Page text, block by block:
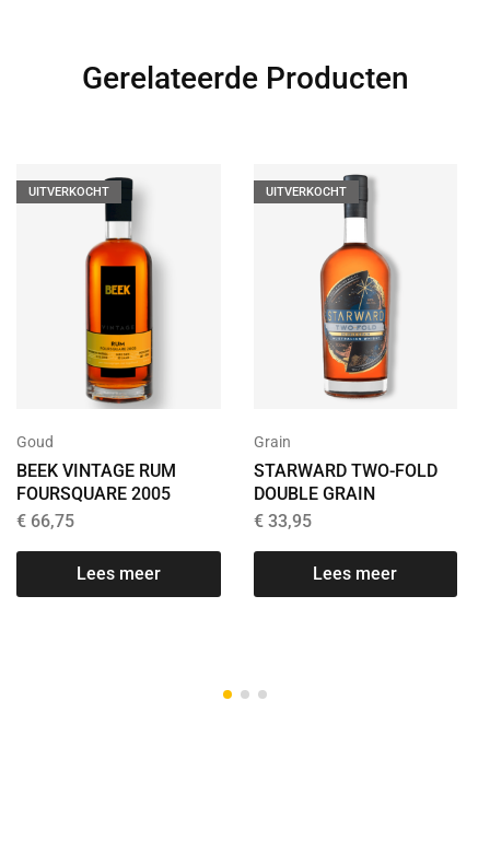
Gerelateerde Producten
UITVERKOCHT
Goud
BEEK VINTAGE RUM
FOURSQUARE 2005
€ 66,75
Lees meer
UITVERKOCHT
Grain
STARWARD TWO-FOLD
DOUBLE GRAIN
€33,95
Lees meer